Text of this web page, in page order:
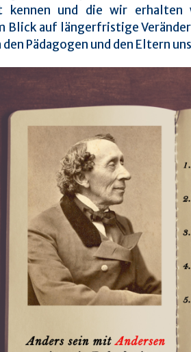
kennen und die wir
auf längerfristige
Pädagogen und den Eltern